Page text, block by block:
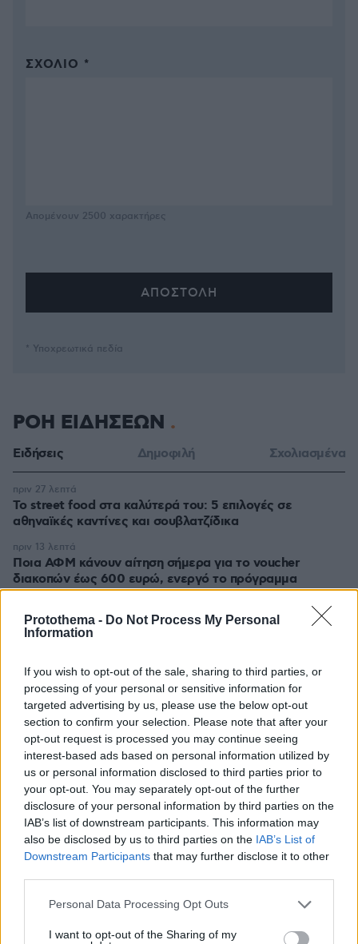
Protothema - Do Not Process My Personal
Information
If you wish to opt-out of the sale, sharing to third parties, or
processing of your personal or sensitive information for
targeted advertising by us, please use the below opt-out
section to confirm your selection. Please note that after your
opt-out request is processed you may continue seeing
interest-based ads based on personal information utilized by
us or personal information disclosed to third parties prior to
your opt-out. You may separately opt-out of the further
disclosure of your personal information by third parties on the
IAB’s list of downstream participants. This information may
also be disclosed by us to third parties on the IAB’s List of
Downstream Participants that may further disclose it to other
Please note that this website/app uses one or more Google
not limited to your visit or usage behaviour. You may click to
Personal Data Processing Opt Outs
I want to opt-out of the Sharing of my
ΣΧΌΛΙΟ *
Απομένουν 2500 χαρακτήρες
* Υποχρεωτικά πεδία
ΡΟΗ ΕΙΔΗΣΕΩΝ
Ειδήσεις Δημοφιλή Σχολιασμένα
Το street food στα καλύτερά του: 5 επιλογές σε
αθηναϊκές καντίνες και σουβλατζίδικα
πριν 27 λεπτά
Ποια ΑΦΜ κάνουν αίτηση σήμερα για το voucher
διακοπών έως 600 ευρώ, ενεργό το πρόγραμμα
«Τουρισμός για Όλους»
πριν 13 λεπτά
Αθήνα-Αρβανίτσα-Αντίκυρα: Ένα καλοκαιρινό road trip
πριν 17 λεπτά
Greek Goddess Beauty: Η τάση ομορφιάς που μας κάνει
να θέλουμε να μοιάζουμε με σύγχρονη Ελληνίδα θεά
πριν 19 λεπτά
Πότε τα φάρμακα για την υπερπλασία προστάτη δεν
«χρειάζονται» – Μελέτη εξηγεί
πριν 22 λεπτά
Έπεσαν οι υπογραφές για το Ειδικό Χωροταξικό Πλαίσιο
για τον Τουρισμό: Νέοι κανόνες για δόμηση και
επενδύσεις
πριν 23 λεπτά
Ποιο είναι το αγαπημένο αυτοκίνητο του Κυριάκου
Μητσοτάκη
Άκυρες οι εγκύκλιοι που δεν αναρτώνται, υποχρεωτική